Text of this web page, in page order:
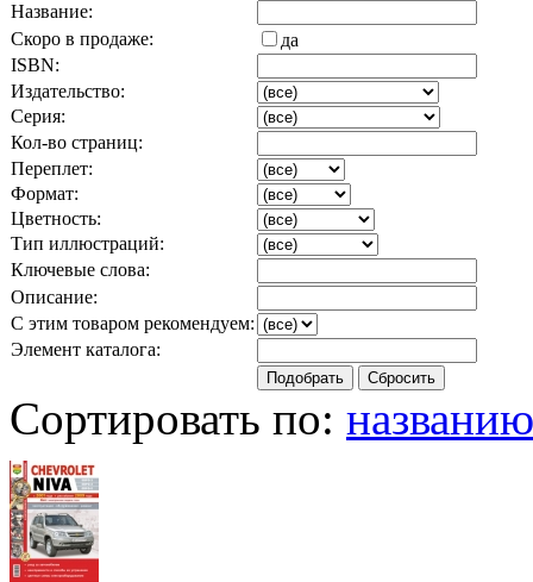
Название:
Скоро в продаже:
да
ISBN:
Издательство:
Серия:
Кол-во страниц:
Переплет:
Формат:
Цветность:
Тип иллюстраций:
Ключевые слова:
Описание:
С этим товаром рекомендуем:
Элемент каталога:
Сортировать по: названию